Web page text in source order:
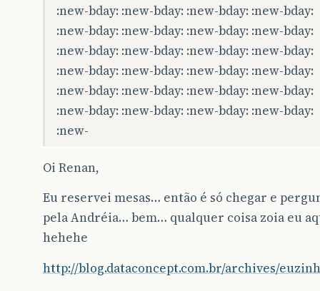
:new-bday: :new-bday: :new-bday: :new-bday:
:new-bday: :new-bday: :new-bday: :new-bday:
:new-bday: :new-bday: :new-bday: :new-bday:
:new-bday: :new-bday: :new-bday: :new-bday:
:new-bday: :new-bday: :new-bday: :new-bday:
:new-bday: :new-bday: :new-bday: :new-bday:
:new-
Oi Renan,
Eu reservei mesas… então é só chegar e
pela Andréia… bem… qualquer coisa zoia eu
hehehe
http://blog.dataconcept.com.br/archives/